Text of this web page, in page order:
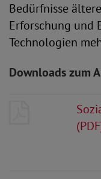
Bedürfnisse
Erforschung und
Technologien
Downloads zum